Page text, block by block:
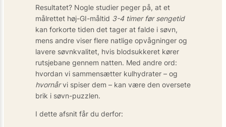
Resultatet? Nogle studier peger på, at et
målrettet høj-GI-måltid 3-4 timer før sengetid
kan forkorte tiden det tager at falde i søvn,
mens andre viser flere natlige opvågninger og
lavere søvnkvalitet, hvis blodsukkeret kører
rutsjebane gennem natten. Med andre ord:
hvordan vi sammensætter kulhydrater – og
hvornårvi spiser dem – kan være den oversete
brik i søvn-puzzlen.
I dette afsnit får du derfor: